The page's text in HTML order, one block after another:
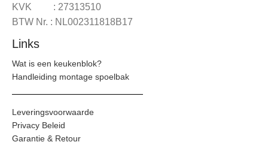
KVK : 27313510
BTW Nr. : NL002311818B17
Links
Wat is een keukenblok?
Handleiding montage spoelbak
Leveringsvoorwaarde
Privacy Beleid
Garantie & Retour